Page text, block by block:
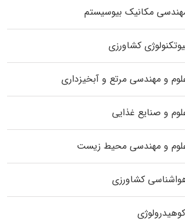
مکانیک بیوسیستم
کشاورزی
و مهندسی مرتع و آبخیزداری
و صنایع غذایی
و مهندسی محیط زیست
کشاورزی